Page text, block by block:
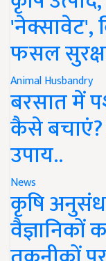
'नेक्सावेट',
फसल
Animal Husbandry
बरसात में
कैसे
उपाय..
News
कृषि
वैज्ञानिकों